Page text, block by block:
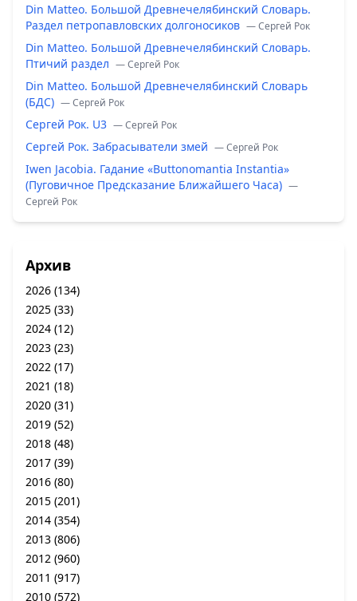
Din Matteo. Большой Древнечелябинский Словарь.
Раздел петропавловских долгоносиков — Сергей Рок
Din Matteo. Большой Древнечелябинский Словарь.
Птичий раздел — Сергей Рок
Din Matteo. Большой Древнечелябинский Словарь
(БДС) — Сергей Рок
Сергей Рок. U3 — Сергей Рок
Сергей Рок. Забрасыватели змей — Сергей Рок
Iwen Jacobia. Гадание «Buttonomantia Instantia»
(Пуговичное Предсказание Ближайшего Часа) —
Сергей Рок
Архив
2026 (134)
2025 (33)
2024 (12)
2023 (23)
2022 (17)
2021 (18)
2020 (31)
2019 (52)
2018 (48)
2017 (39)
2016 (80)
2015 (201)
2014 (354)
2013 (806)
2012 (960)
2011 (917)
2010 (572)